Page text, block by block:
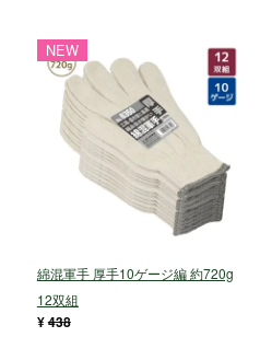
NEW
綿混軍手 厚手10ゲージ編 約720g
12双組
¥438